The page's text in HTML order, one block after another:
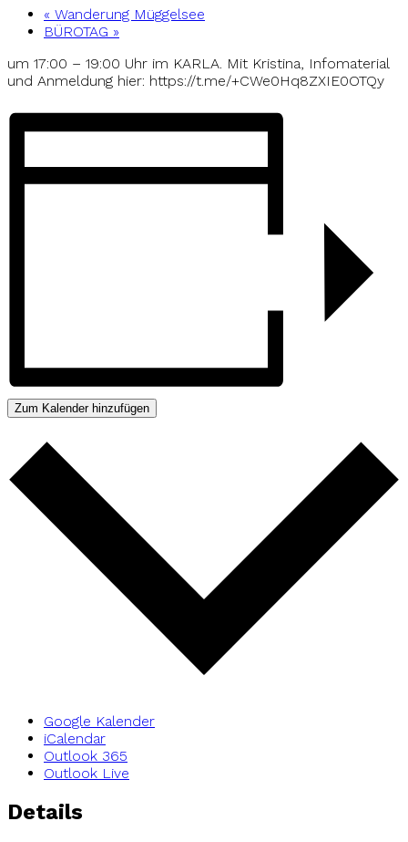
« Wanderung Müggelsee
BÜROTAG »
um 17:00 – 19:00 Uhr im KARLA. Mit Kristina, Infomaterial
und Anmeldung hier: https://t.me/+CWe0Hq8ZXIE0OTQy
Zum Kalender hinzufügen
Google Kalender
iCalendar
Outlook 365
Outlook Live
Details